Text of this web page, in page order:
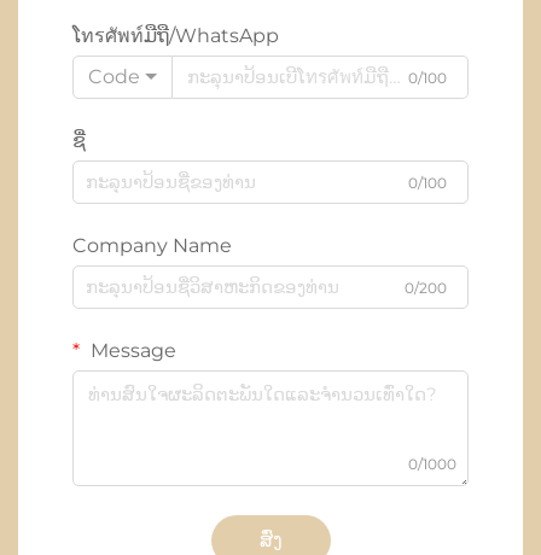
ໂทรศัพท์ມືຖື/WhatsApp
Code
0/100
ຊື່
0/100
Company Name
0/200
Message
0/1000
ສົ່ງ